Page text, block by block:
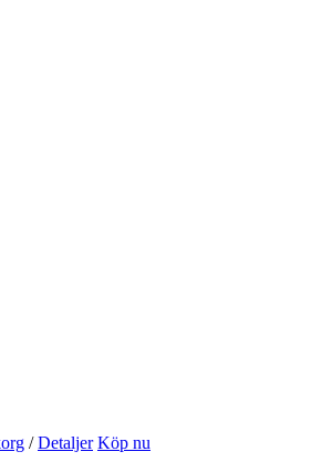
/ Detaljer Köp nu